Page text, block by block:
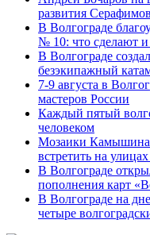
развития
В Волгограде
№ 10: что сделают и
В Волгограде
безэкипажный
7-9 августа в
мастеров России
Каждый пятый
человеком
Мозаики
встретить на
В Волгограде
пополнения карт
В Волгограде на
четыре